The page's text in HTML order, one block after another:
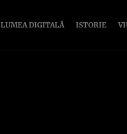
LUMEA DIGITALĂ ISTORIE